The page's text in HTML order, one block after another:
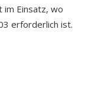
Einsatz, wo
erforderlich ist.